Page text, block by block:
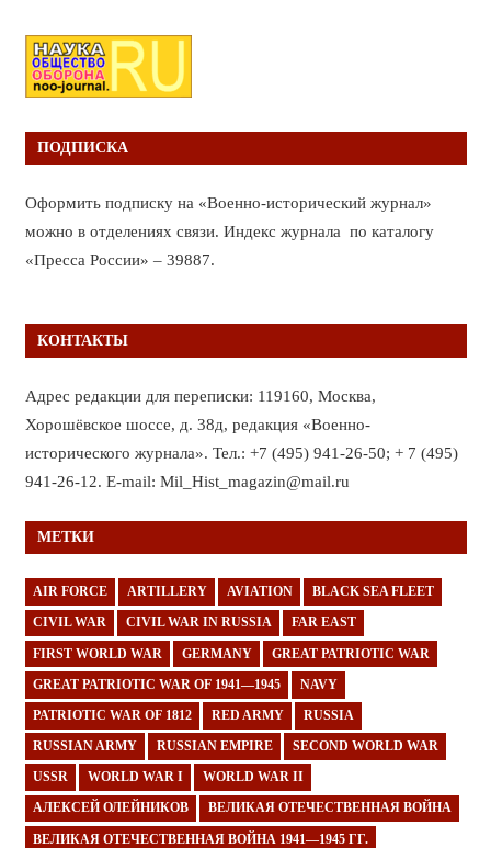
ПОДПИСКА
Оформить подписку на «Военно-исторический журнал»
можно в отделениях связи. Индекс журнала по каталогу
«Пресса России» – 39887.
КОНТАКТЫ
Адрес редакции для переписки: 119160, Москва,
Хорошёвское шоссе, д. 38д, редакция «Военно-
исторического журнала». Тел.: +7 (495) 941-26-50; + 7 (495)
941-26-12. E-mail: Mil_Hist_magazin@mail.ru
МЕТКИ
AIR FORCE ARTILLERY AVIATION BLACK SEA FLEET
CIVIL WAR CIVIL WAR IN RUSSIA FAR EAST
FIRST WORLD WAR GERMANY GREAT PATRIOTIC WAR
GREAT PATRIOTIC WAR OF 1941—1945 NAVY
PATRIOTIC WAR OF 1812 RED ARMY RUSSIA
RUSSIAN ARMY RUSSIAN EMPIRE SECOND WORLD WAR
USSR WORLD WAR I WORLD WAR II
АЛЕКСЕЙ ОЛЕЙНИКОВ ВЕЛИКАЯ ОТЕЧЕСТВЕННАЯ ВОЙНА
ВЕЛИКАЯ ОТЕЧЕСТВЕННАЯ ВОЙНА 1941—1945 ГГ.